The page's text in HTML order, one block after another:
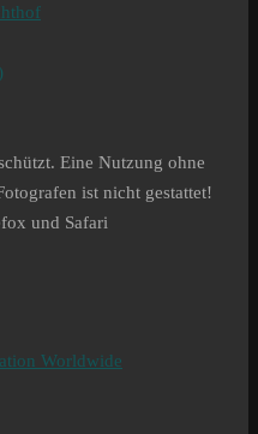
Eine Nutzung ohne
ist nicht gestattet!
und Safari
Worldwide